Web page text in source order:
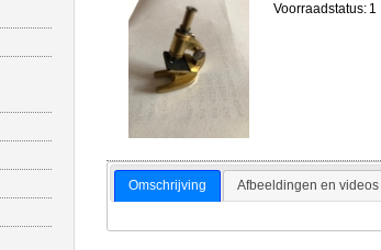
Voorraadstatus: 1
Omschrijving Afbeeldingen en videos